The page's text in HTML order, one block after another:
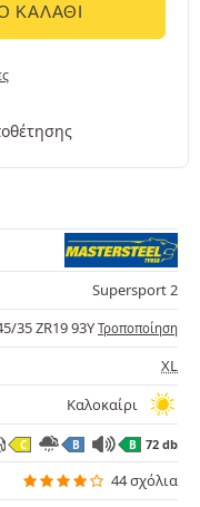
ΚΑΛΆΘΙ
Supersport 2
35 ZR19 93Y Τροποποίηση
XL
Καλοκαίρι
C B B 72 db
44 σχόλια